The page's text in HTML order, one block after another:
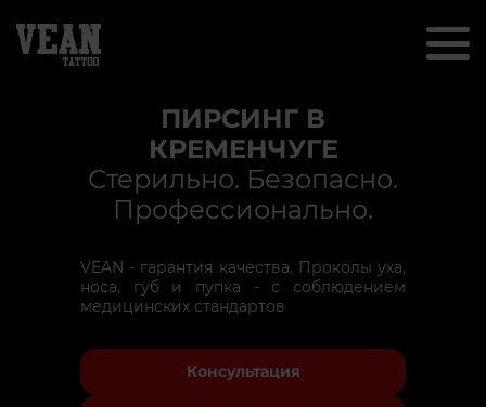
ПИРСИНГ В
КРЕМЕНЧУГЕ
Стерильно. Безопасно.
Профессионально.
VEAN - гарантия качества. Проколы уха,
носа, губ и пупка - с соблюдением
медицинских стандартов
Консультация